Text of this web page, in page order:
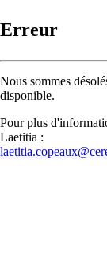
Erreur
Nous sommes
disponible.
Pour plus
Laetitia :